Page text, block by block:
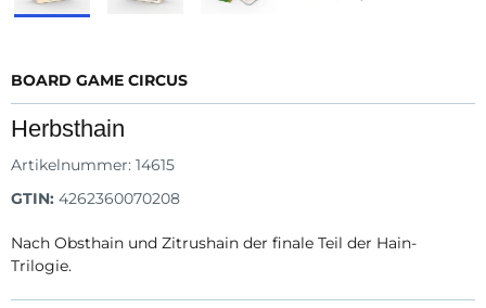
BOARD GAME CIRCUS
Herbsthain
Artikelnummer: 14615
GTIN: 4262360070208
Nach Obsthain und Zitrushain der finale Teil der Hain-
Trilogie.